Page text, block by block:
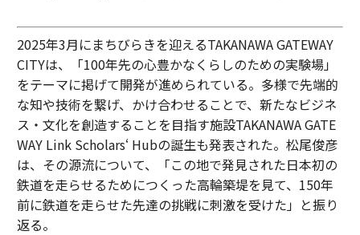
2025年3月にまちびらきを迎えるTAKANAWA GATEWAY
CITYは、「100年先の心豊かなくらしのための実験場」
をテーマに掲げて開発が進められている。多様で先端的
な知や技術を繋げ、かけ合わせることで、新たなビジネ
ス・文化を創造することを目指す施設TAKANAWA GATE
WAY Link Scholars‘ Hubの誕生も発表された。松尾俊彦
は、その源流について、「この地で発見された日本初の
鉄道を走らせるためにつくった高輪築堤を見て、150年
前に鉄道を走らせた先達の挑戦に刺激を受けた」と振り
返る。